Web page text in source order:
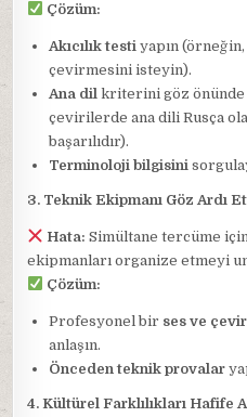
Çözüm:
Akıcılık testi yapın
çevirmesini isteyin).
Ana dil kriterini göz önünde
çevirilerde ana dili Rusça
başarılıdır).
Terminoloji bilgisini
3. Teknik Ekipmanı Göz Ardı
Hata: Simültane tercüme
ekipmanları organize etmeyi
Çözüm:
Profesyonel bir ses ve
anlaşın.
Önceden teknik provalar
4. Kültürel Farklılıkları Hafife